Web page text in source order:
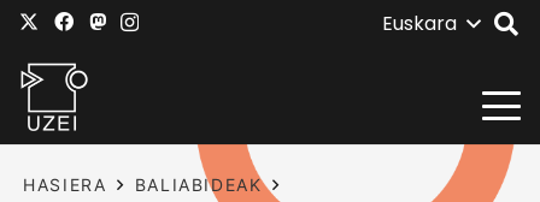
Euskara
HASIERA
BALIABIDEAK